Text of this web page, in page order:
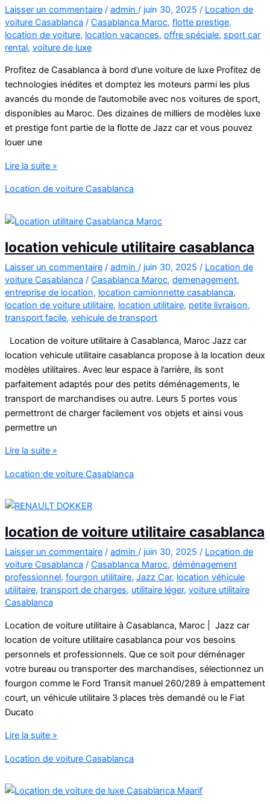
Laisser un commentaire / admin / juin 30, 2025 / Location de
voiture Casablanca / Casablanca Maroc, flotte prestige,
location de voiture, location vacances, offre spéciale, sport car
rental, voiture de luxe
Profitez de Casablanca à bord d’une voiture de luxe Profitez de
technologies inédites et domptez les moteurs parmi les plus
avancés du monde de l’automobile avec nos voitures de sport,
disponibles au Maroc. Des dizaines de milliers de modèles luxe
et prestige font partie de la flotte de Jazz car et vous pouvez
louer une
location
sport
Lire la suite »
Location de voiture Casablanca
location vehicule utilitaire casablanca
Laisser un commentaire / admin / juin 30, 2025 / Location de
voiture Casablanca / Casablanca Maroc, demenagement,
entreprise de location, location camionnette casablanca,
location de voiture utilitaire, location utilitaire, petite livraison,
transport facile, vehicule de transport
Location de voiture utilitaire à Casablanca, Maroc Jazz car
location vehicule utilitaire casablanca propose à la location deux
modèles utilitaires. Avec leur espace à l’arrière, ils sont
parfaitement adaptés pour des petits déménagements, le
transport de marchandises ou autre. Leurs 5 portes vous
permettront de charger facilement vos objets et ainsi vous
permettre un
location
utilitaire
Lire la suite »
Location de voiture Casablanca
location de voiture utilitaire casablanca
Laisser un commentaire / admin / juin 30, 2025 / Location de
voiture Casablanca / Casablanca Maroc, déménagement
professionnel, fourgon utilitaire, Jazz Car, location véhicule
utilitaire, transport de charges, utilitaire léger, voiture utilitaire
Casablanca
Location de voiture utilitaire à Casablanca, Maroc | Jazz car
location de voiture utilitaire casablanca pour vos besoins
personnels et professionnels. Que ce soit pour déménager
votre bureau ou transporter des marchandises, sélectionnez un
fourgon comme le Ford Transit manuel 260/289 à empattement
court, un véhicule utilitaire 3 places très demandé ou le Fiat
Ducato
location
voiture
casablanca
Lire la suite »
Location de voiture Casablanca